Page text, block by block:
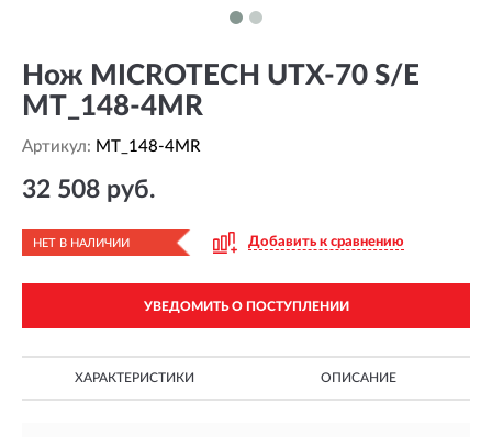
Нож MICROTECH UTX-70 S/E
MT_148-4MR
Артикул: MT_148-4MR
32 508 руб.
НЕТ В НАЛИЧИИ Добавить к сравнению
УВЕДОМИТЬ О ПОСТУПЛЕНИИ
ХАРАКТЕРИСТИКИ ОПИСАНИЕ